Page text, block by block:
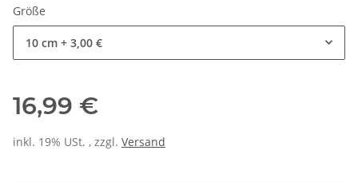
Größe
10 cm + 3,00 €
16,99 €
inkl. 19% USt. , zzgl. Versand